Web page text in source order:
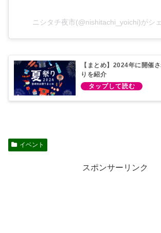
ニシタチ夜市(@nishitachi_yoichi)がシ
【まとめ】2024年に開催
りを紹介
イベント
スポンサーリンク